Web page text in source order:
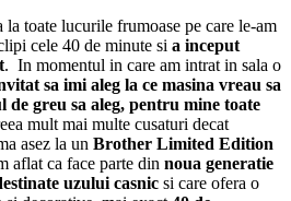
toate lucurile frumoase pe care le-am
cele 40 de minute si a inceput
. In momentul in care am intrat in sala o
sa imi aleg la ce masina vreau sa
de greu sa aleg, pentru mine toate
mult mai multe cusaturi decat
asez la un Brother Limited Edition
aflat ca face parte din noua generatie
uzului casnic si care ofera o